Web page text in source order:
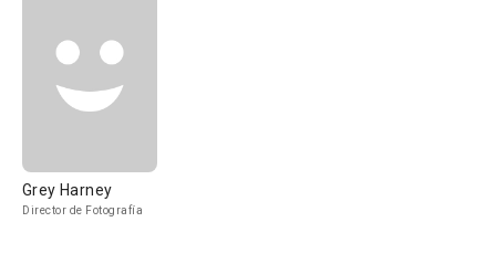
Grey Harney
Director de Fotografía